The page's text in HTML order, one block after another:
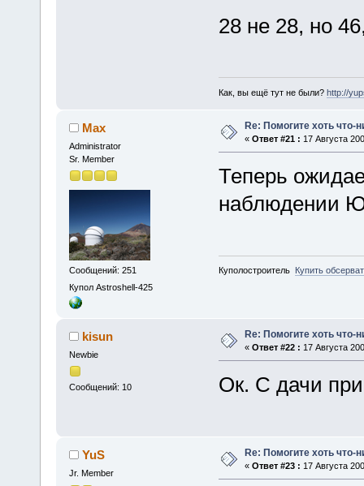
28 не 28, но
Как, вы ещё тут не были? http://
Max
Administrator
Sr. Member
Сообщений: 251
Купол Astroshell-425
Re: Помогите хоть что-
« Ответ #21 : 17 Августа
Теперь
наблюдении
Куполостроитель Купить
kisun
Newbie
Сообщений: 10
Re: Помогите хоть что-
« Ответ #22 : 17 Августа
Ок. С дачи
YuS
Jr. Member
Re: Помогите хоть что-
« Ответ #23 : 17 Августа